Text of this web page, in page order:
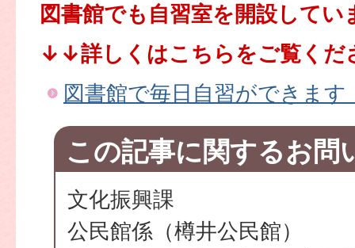
図書館でも自習室を開設してい
↓↓詳しくはこちらをご覧く
図書館で毎日自習ができます
この記事に関するお問
文化振興課
公民館係（樽井公民館）